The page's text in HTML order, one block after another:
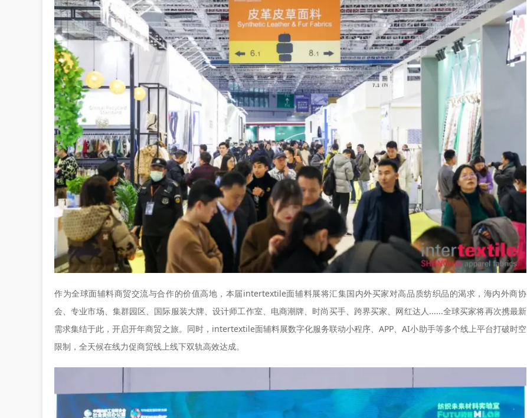
作为全球面辅料商贸交流与合作的价值高地，本届intertextile面辅料展将汇集国内外买家对高品质纺织品的渴求，海内外商协
会、专业市场、集群园区、国际服装大牌、设计师工作室、电商潮牌、时尚买手、跨界买家、网红达人......全球买家将再次携最新
需求集结于此，开启开年商贸之旅。同时，intertextile面辅料展数字化服务联动小程序、APP、AI小助手等多个线上平台打破时空
限制，全天候在线力促商贸线上线下双轨高效达成。